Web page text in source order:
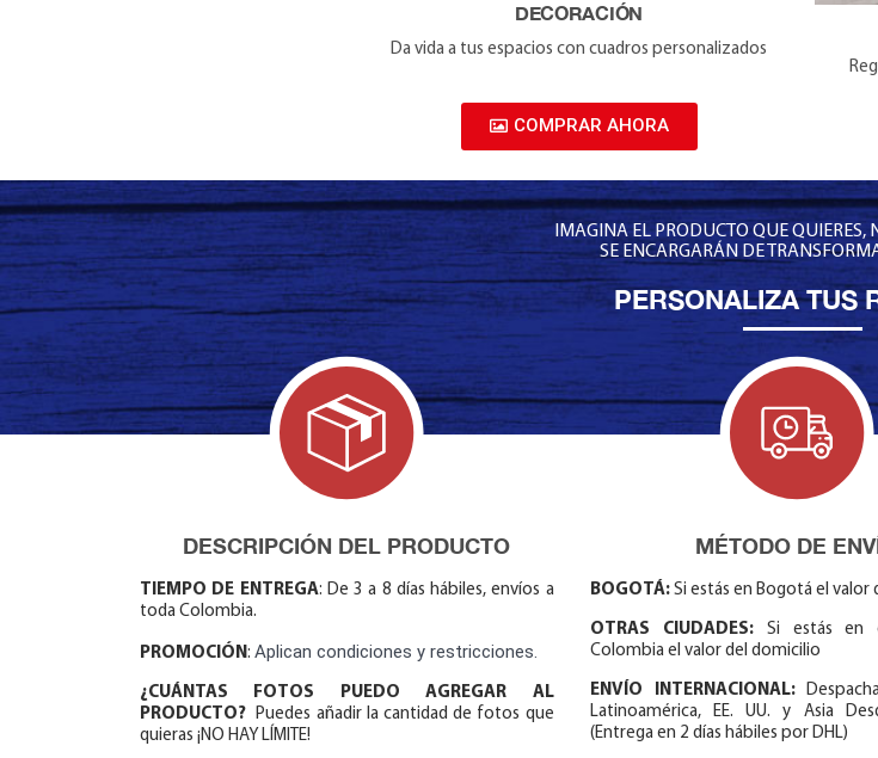
DECORACIÓN
Da vida a tus espacios con cuadros personalizados
COMPRAR AHORA
IMAGINA EL PRODUCTO QUE QUIERES,
SE ENCARGARÁN DE
PERSONALIZA TUS
DESCRIPCIÓN DEL PRODUCTO
TIEMPO DE ENTREGA: De 3 a 8 días hábiles, envíos a
toda Colombia.
PROMOCIÓN: Aplican condiciones y restricciones.
¿CUÁNTAS FOTOS PUEDO AGREGAR AL
PRODUCTO? Puedes añadir la cantidad de fotos que
quieras ¡NO HAY LÍMITE!
MÉTODO DE
BOGOTÁ: Si estás en Bogotá el valor
OTRAS CIUDADES: Si estás en
Colombia el valor del domicilio
ENVÍO INTERNACIONAL:
Latinoamérica, EE. UU. y Asia
(Entrega en 2 días hábiles por DHL)